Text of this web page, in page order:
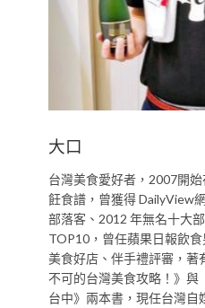
大口
台灣美食愛好者，2007開
飪食譜，曾獲得 DailyView
部落客、2012 年無名十大
TOP10，曾任蘋果日報飲
美食好店、伴手禮評審，著
不可的台灣美食攻略！》
台中》兩本書，現任台灣